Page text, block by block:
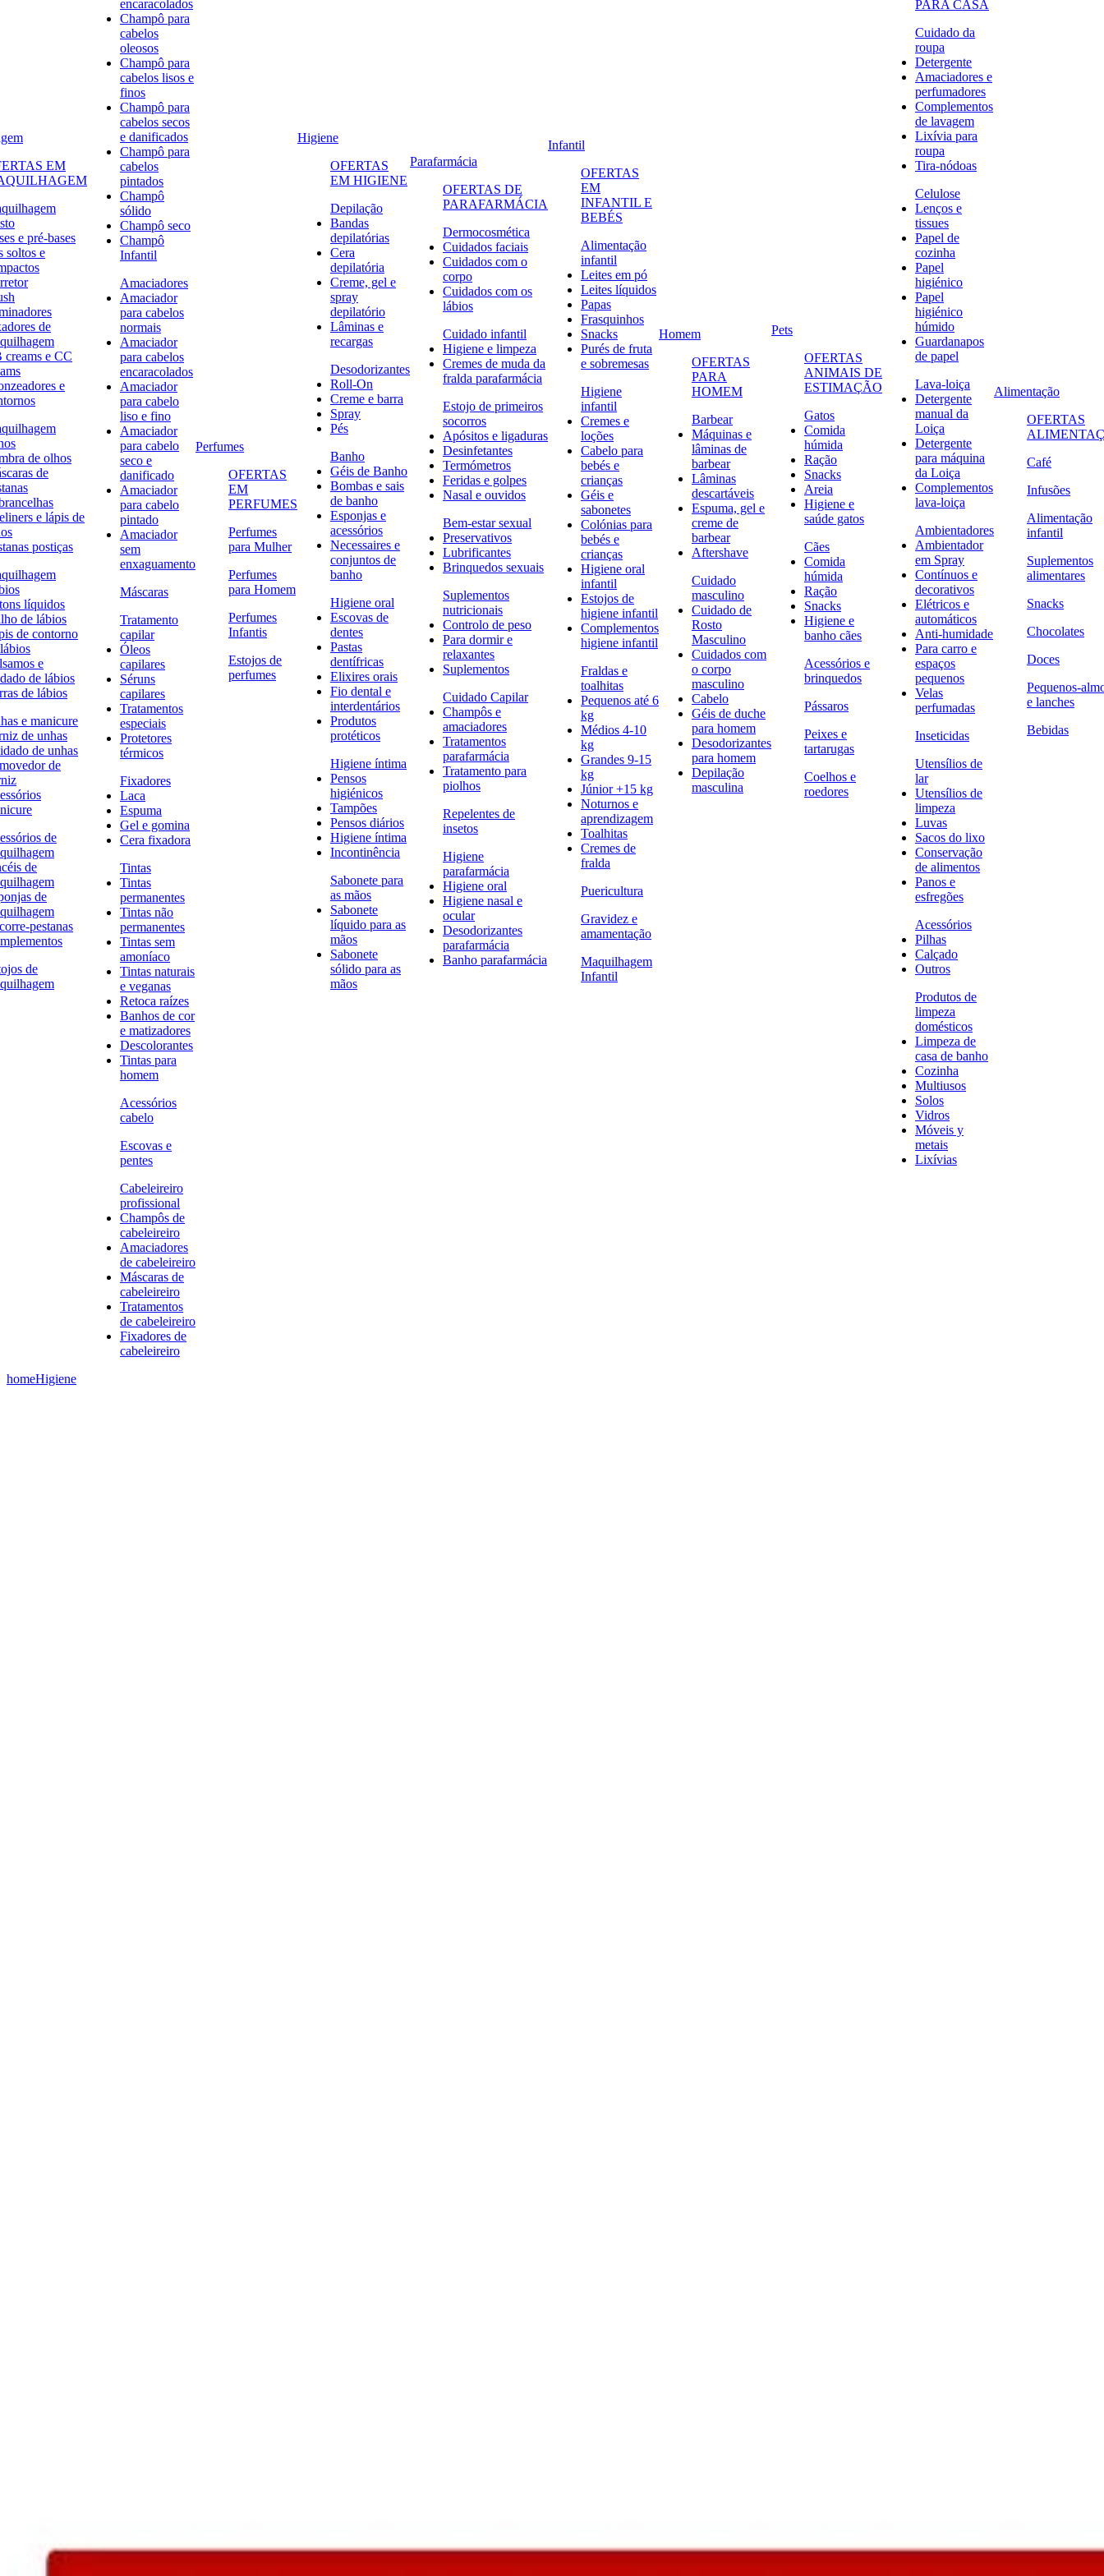
EM
e pré-bases
soltos e
de
creams e CC
e
de olhos
de
e lápis de
postiças
líquidos
de lábios
de contorno
e
de lábios
de lábios
e manicure
de unhas
de unhas
de
de
de
de
pestanas
de
encaracolados
Champô para
cabelos
oleosos
Champô para
cabelos lisos e
finos
Champô para
cabelos secos
e danificados
Champô para
cabelos
pintados
Champô
sólido
Champô seco
Champô
Infantil
Amaciadores
Amaciador
para cabelos
normais
Amaciador
para cabelos
encaracolados
Amaciador
para cabelo
liso e fino
Amaciador
para cabelo
seco e
danificado
Amaciador
para cabelo
pintado
Amaciador
sem
enxaguamento
Máscaras
Tratamento
capilar
Óleos
capilares
Séruns
capilares
Tratamentos
especiais
Protetores
térmicos
Fixadores
Laca
Espuma
Gel e gomina
Cera fixadora
Tintas
Tintas
permanentes
Tintas não
permanentes
Tintas sem
amoníaco
Tintas naturais
e veganas
Retoca raízes
Banhos de cor
e matizadores
Descolorantes
Tintas para
homem
Acessórios
cabelo
Escovas e
pentes
Cabeleireiro
profissional
Champôs de
cabeleireiro
Amaciadores
de cabeleireiro
Máscaras de
cabeleireiro
Tratamentos
de cabeleireiro
Fixadores de
cabeleireiro
Perfumes
OFERTAS
EM
PERFUMES
Perfumes
para Mulher
Perfumes
para Homem
Perfumes
Infantis
Estojos de
perfumes
Higiene
OFERTAS
EM HIGIENE
Depilação
Bandas
depilatórias
Cera
depilatória
Creme, gel e
spray
depilatório
Lâminas e
recargas
Desodorizantes
Roll-On
Creme e barra
Spray
Pés
Banho
Géis de Banho
Bombas e sais
de banho
Esponjas e
acessórios
Necessaires e
conjuntos de
banho
Higiene oral
Escovas de
dentes
Pastas
dentífricas
Elixires orais
Fio dental e
interdentários
Produtos
protéticos
Higiene íntima
Pensos
higiénicos
Tampões
Pensos diários
Higiene íntima
Incontinência
Sabonete para
as mãos
Sabonete
líquido para as
mãos
Sabonete
sólido para as
mãos
Parafarmácia
OFERTAS DE
PARAFARMÁCIA
Dermocosmética
Cuidados faciais
Cuidados com o
corpo
Cuidados com os
lábios
Cuidado infantil
Higiene e limpeza
Cremes de muda da
fralda parafarmácia
Estojo de primeiros
socorros
Apósitos e ligaduras
Desinfetantes
Termómetros
Feridas e golpes
Nasal e ouvidos
Bem-estar sexual
Preservativos
Lubrificantes
Brinquedos sexuais
Suplementos
nutricionais
Controlo de peso
Para dormir e
relaxantes
Suplementos
Cuidado Capilar
Champôs e
amaciadores
Tratamentos
parafarmácia
Tratamento para
piolhos
Repelentes de
insetos
Higiene
parafarmácia
Higiene oral
Higiene nasal e
ocular
Desodorizantes
parafarmácia
Banho parafarmácia
Infantil
OFERTAS
EM
INFANTIL E
BEBÉS
Alimentação
infantil
Leites em pó
Leites líquidos
Papas
Frasquinhos
Snacks
Purés de fruta
e sobremesas
Higiene
infantil
Cremes e
loções
Cabelo para
bebés e
crianças
Géis e
sabonetes
Colónias para
bebés e
crianças
Higiene oral
infantil
Estojos de
higiene infantil
Complementos
higiene infantil
Fraldas e
toalhitas
Pequenos até 6
kg
Médios 4-10
kg
Grandes 9-15
kg
Júnior +15 kg
Noturnos e
aprendizagem
Toalhitas
Cremes de
fralda
Puericultura
Gravidez e
amamentação
Maquilhagem
Infantil
Homem
OFERTAS
PARA
HOMEM
Barbear
Máquinas e
lâminas de
barbear
Lâminas
descartáveis
Espuma, gel e
creme de
barbear
Aftershave
Cuidado
masculino
Cuidado de
Rosto
Masculino
Cuidados com
o corpo
masculino
Cabelo
Géis de duche
para homem
Desodorizantes
para homem
Depilação
masculina
Pets
OFERTAS
ANIMAIS DE
ESTIMAÇÃO
Gatos
Comida
húmida
Ração
Snacks
Areia
Higiene e
saúde gatos
Cães
Comida
húmida
Ração
Snacks
Higiene e
banho cães
Acessórios e
brinquedos
Pássaros
Peixes e
tartarugas
Coelhos e
roedores
PARA CASA
Cuidado da
roupa
Detergente
Amaciadores e
perfumadores
Complementos
de lavagem
Lixívia para
roupa
Tira-nódoas
Celulose
Lenços e
tissues
Papel de
cozinha
Papel
higiénico
Papel
higiénico
húmido
Guardanapos
de papel
Lava-loiça
Detergente
manual da
Loiça
Detergente
para máquina
da Loiça
Complementos
lava-loiça
Ambientadores
Ambientador
em Spray
Contínuos e
decorativos
Elétricos e
automáticos
Anti-humidade
Para carro e
espaços
pequenos
Velas
perfumadas
Inseticidas
Utensílios de
lar
Utensílios de
limpeza
Luvas
Sacos do lixo
Conservação
de alimentos
Panos e
esfregões
Acessórios
Pilhas
Calçado
Outros
Produtos de
limpeza
domésticos
Limpeza de
casa de banho
Cozinha
Multiusos
Solos
Vidros
Móveis y
metais
Lixívias
Alimentação
OFERTAS
Café
Infusões
Alimentação
infantil
Suplementos
alimentares
Snacks
Chocolates
Doces
Pequenos-
e lanches
Bebidas
homeHigiene